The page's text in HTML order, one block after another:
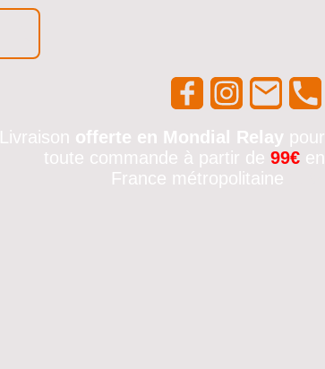
Livraison offerte en Mondial Relay pour
toute commande à partir de 99€en
France métropolitaine